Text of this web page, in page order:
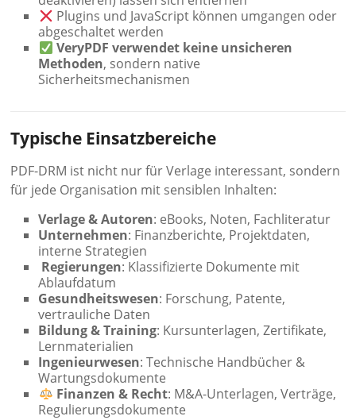
Plugins und JavaScript können umgangen oder
abgeschaltet werden
VeryPDF verwendet keine unsicheren
Methoden, sondern native
Sicherheitsmechanismen
Typische Einsatzbereiche
PDF-DRM ist nicht nur für Verlage interessant, sondern
für jede Organisation mit sensiblen Inhalten:
Verlage & Autoren: eBooks, Noten, Fachliteratur
Unternehmen: Finanzberichte, Projektdaten,
interne Strategien
Regierungen: Klassifizierte Dokumente mit
Ablaufdatum
Gesundheitswesen: Forschung, Patente,
vertrauliche Daten
Bildung & Training: Kursunterlagen, Zertifikate,
Lernmaterialien
Ingenieurwesen: Technische Handbücher &
Wartungsdokumente
Finanzen & Recht: M&A-Unterlagen, Verträge,
Regulierungsdokumente